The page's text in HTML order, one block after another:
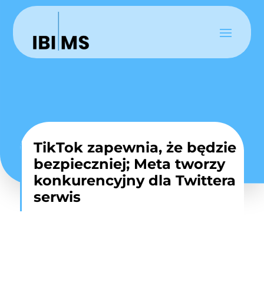
TikTok zapewnia, że będzie
bezpieczniej; Meta tworzy
konkurencyjny dla Twittera
serwis